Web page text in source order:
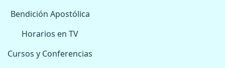
Bendición Apostólica
Horarios en TV
Cursos y Conferencias